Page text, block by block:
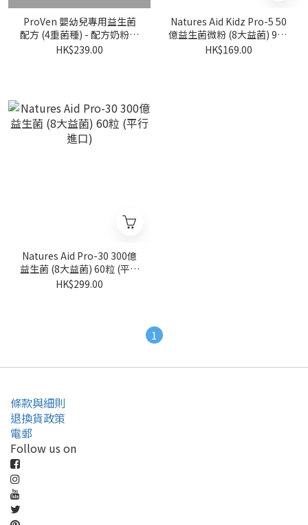
ProVen 嬰幼兒專用益生菌
配方 (4重菌種) - 配方奶粉嬰
兒適用 - 30天份量 (平行進
HK$239.00
Natures Aid Kidz Pro-5 50
億益生菌微粉 (8大益菌) 90g
(平行進口)
HK$169.00
Natures Aid Pro-30 300億
益生菌 (8大益菌) 60粒 (平行
進口)
HK$299.00
1
條款與細則
退換貨政策
電郵
Follow us on